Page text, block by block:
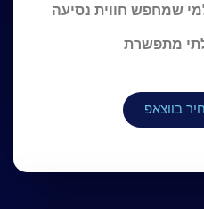
שמחפש חווית נסיעה
מתפשרת
בווצאפ